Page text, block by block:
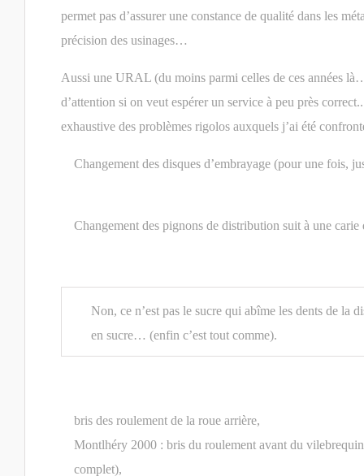
permet pas d’assurer une constance de qualité dans les
précision des usinages…
Aussi une URAL (du moins parmi celles de ces années
d’attention si on veut espérer un service à peu près
exhaustive des problèmes rigolos auxquels j’ai été
Changement des disques d’embrayage (pour une fois,
Changement des pignons de distribution suit à une
Non, ce n’est pas le sucre qui abîme les dents de
en sucre… (enfin c’est tout comme).
bris des roulement de la roue arrière,
Montlhéry 2000 : bris du roulement avant du
complet),